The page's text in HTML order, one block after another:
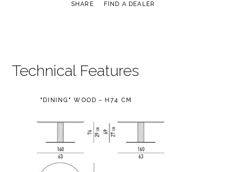
SHARE FIND A DEALER
Technical Features
"DINING" WOOD - H74 CM